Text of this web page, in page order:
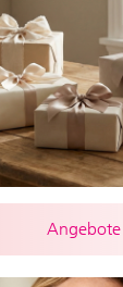
Angebote